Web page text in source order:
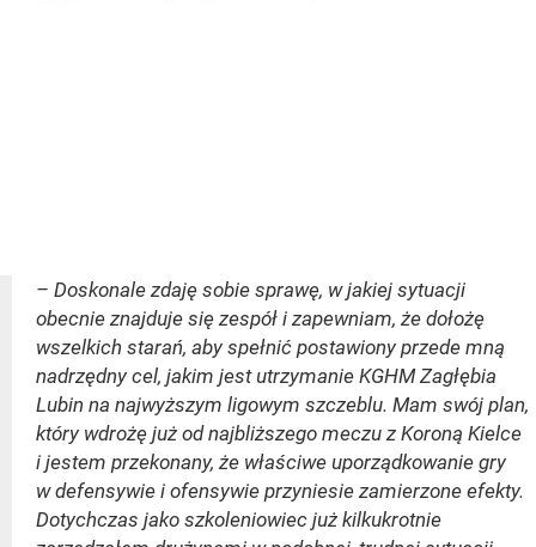
– Doskonale zdaję sobie sprawę, w jakiej sytuacji
obecnie znajduje się zespół i zapewniam, że dołożę
wszelkich starań, aby spełnić postawiony przede mną
nadrzędny cel, jakim jest utrzymanie KGHM Zagłębia
Lubin na najwyższym ligowym szczeblu. Mam swój plan,
który wdrożę już od najbliższego meczu z Koroną Kielce
i jestem przekonany, że właściwe uporządkowanie gry
w defensywie i ofensywie przyniesie zamierzone efekty.
Dotychczas jako szkoleniowiec już kilkukrotnie